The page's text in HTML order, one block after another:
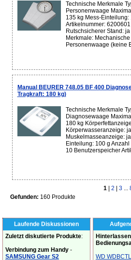
Technische Merkmale
Personenwaage
135 kg Mess-Einteilung:
Artikelnummer:
Rutschsicherer Stand:
Merkmale: Mechanische
Personenwaage (keine
Manual BEURER 748.05 BF 400
Tragkraft: 180 kg)
Technische Merkmale
Diagnosewaage
180 kg
Körperwasseranzeige: ja
Muskelmasseanzeige:
Einteilung: 100 g
10 Benutzerspeicher
1 2 3 ...
Gefunden: 160 Produkte
Laufende Diskussionen
Zuletzt diskutierte Produkte:
Verbindung zum Handy -
SAMSUNG Gear S2
WD